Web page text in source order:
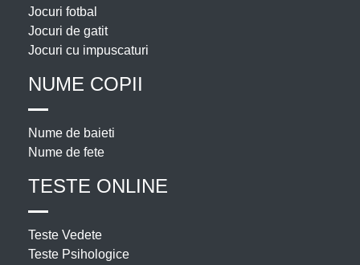
Jocuri fotbal
Jocuri de gatit
Jocuri cu impuscaturi
NUME COPII
Nume de baieti
Nume de fete
TESTE ONLINE
Teste Vedete
Teste Psihologice